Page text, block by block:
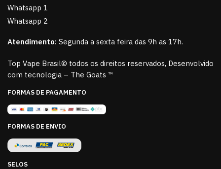
Whatsapp 1
Whatsapp 2
Atendimento: Segunda a sexta feira das 9h as 17h.
Top Vape Brasil© todos os direitos reservados, Desenvolvido
com tecnologia – The Goats ™
FORMAS DE PAGAMENTO
FORMAS DE ENVIO
SELOS